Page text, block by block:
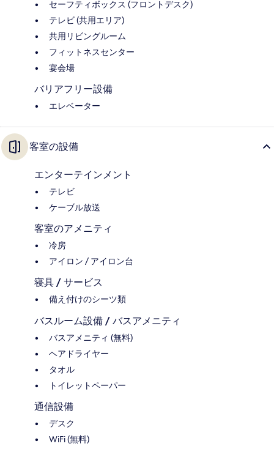
セーフティボックス (フロントデスク)
テレビ (共用エリア)
共用リビングルーム
フィットネスセンター
宴会場
バリアフリー設備
エレベーター
客室の設備
エンターテインメント
テレビ
ケーブル放送
客室のアメニティ
冷房
アイロン / アイロン台
寝具 / サービス
備え付けのシーツ類
バスルーム設備 / バスアメニティ
バスアメニティ (無料)
ヘアドライヤー
タオル
トイレットペーパー
通信設備
デスク
WiFi (無料)